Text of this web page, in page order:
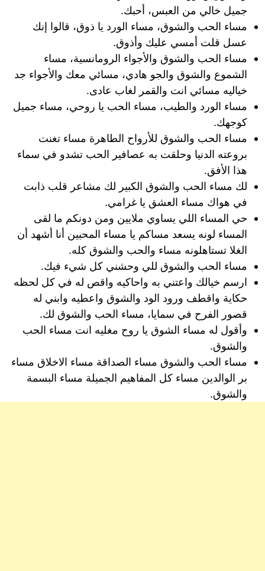
جميل خالي من العبس، أحبك.
مساء الحب والشوق، مساء الورد يا ذوق، قالوا إنك
عسل قلت أمسي عليك وأذوق.
مساء الحب والشوق والأجواء الرومانسية، مساء
الشموع والشوق والجو هادي، مسائي معك والأجواء جد
خياليه مسائي انت والقمر لغاب عادى.
مساء الورد والطيب، مساء الحب يا روحي، مساء جميل
كوجهك.
مساء الحب والشوق للأرواح الطاهرة مساء تغنت
بروعته الدنيا وحلقت به عصافير الحب تشدو في سماء
هذا الأفق.
لك مساء الحب والشوق الكبير لك مشاعر قلب ذابت
في هواك مساء العشق يا غرامي.
حي المساء اللي يساوي ملايين ومن دونكم ما لقى
المساء لونه يسعد مساكم يا مساء المحبين أنا أشهد أن
الغلا تستاهلونه مساء والحب والشوق كله.
مساء الحب والشوق للي وحشني كل شيء فيك.
ارسم خيالك واعتني به واحاكيه واقص له في كل لحظه
حكاية واقطف ورود الود والشوق واعطيه وابني له
قصور الفرح في سمايا، مساء الحب والشوق لك.
وأقول له مساء الشوق يا روح مغليه انت مساء الحب
والشوق.
مساء الحب والشوق مساء الصداقة مساء الاخلاق مساء
بر الوالدين مساء كل المفاهيم الجميلة مساء البسمة
والشوق.